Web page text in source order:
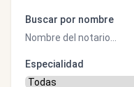
Buscar por nombre
Especialidad